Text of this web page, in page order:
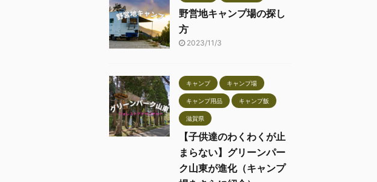
野営地キャンプ場の探し
方
2023/11/3
キャンプ キャンプ場
キャンプ用品 キャンプ飯
滋賀県
【子供達のわくわくが止
まらない】グリーンパー
ク山東が進化（キャンプ